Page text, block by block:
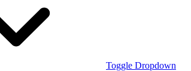
Toggle Dropdown